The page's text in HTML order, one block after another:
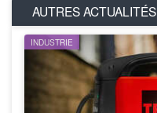
AUTRES ACTUALITÉS
INDUSTRIE